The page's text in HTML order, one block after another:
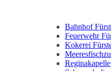
Bahnhof
Feuerwehr
Kokerei
Reginakapelle